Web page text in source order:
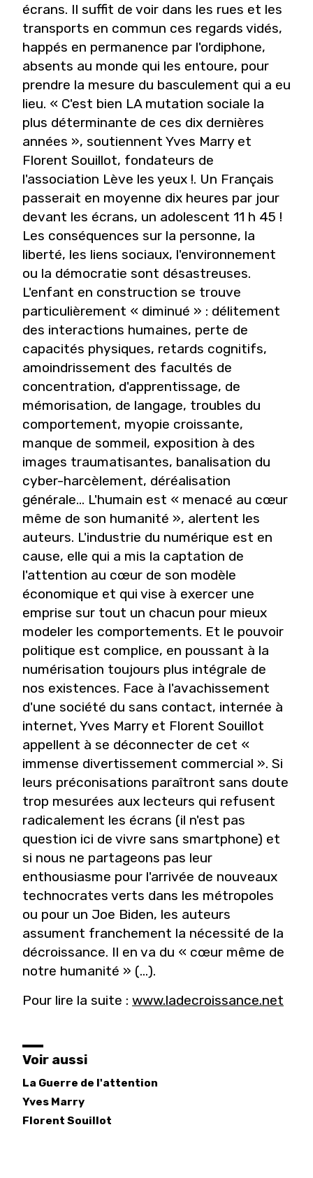
écrans. Il suffit de voir dans les rues et les
transports en commun ces regards vidés,
happés en permanence par l'ordiphone,
absents au monde qui les entoure, pour
prendre la mesure du basculement qui a eu
lieu. « C'est bien LA mutation sociale la
plus déterminante de ces dix dernières
années », soutiennent Yves Marry et
Florent Souillot, fondateurs de
l'association Lève les yeux !. Un Français
passerait en moyenne dix heures par jour
devant les écrans, un adolescent 11 h 45 !
Les conséquences sur la personne, la
liberté, les liens sociaux, l'environnement
ou la démocratie sont désastreuses.
L'enfant en construction se trouve
particulièrement « diminué » : délitement
des interactions humaines, perte de
capacités physiques, retards cognitifs,
amoindrissement des facultés de
concentration, d'apprentissage, de
mémorisation, de langage, troubles du
comportement, myopie croissante,
manque de sommeil, exposition à des
images traumatisantes, banalisation du
cyber-harcèlement, déréalisation
générale... L'humain est « menacé au cœur
même de son humanité », alertent les
auteurs. L'industrie du numérique est en
cause, elle qui a mis la captation de
l'attention au cœur de son modèle
économique et qui vise à exercer une
emprise sur tout un chacun pour mieux
modeler les comportements. Et le pouvoir
politique est complice, en poussant à la
numérisation toujours plus intégrale de
nos existences. Face à l'avachissement
d'une société du sans contact, internée à
internet, Yves Marry et Florent Souillot
appellent à se déconnecter de cet «
immense divertissement commercial ». Si
leurs préconisations paraîtront sans doute
trop mesurées aux lecteurs qui refusent
radicalement les écrans (il n'est pas
question ici de vivre sans smartphone) et
si nous ne partageons pas leur
enthousiasme pour l'arrivée de nouveaux
technocrates verts dans les métropoles
ou pour un Joe Biden, les auteurs
assument franchement la nécessité de la
décroissance. Il en va du « cœur même de
notre humanité » (...).
Pour lire la suite : www.ladecroissance.net
Voir aussi
La Guerre de l'attention
Yves Marry
Florent Souillot